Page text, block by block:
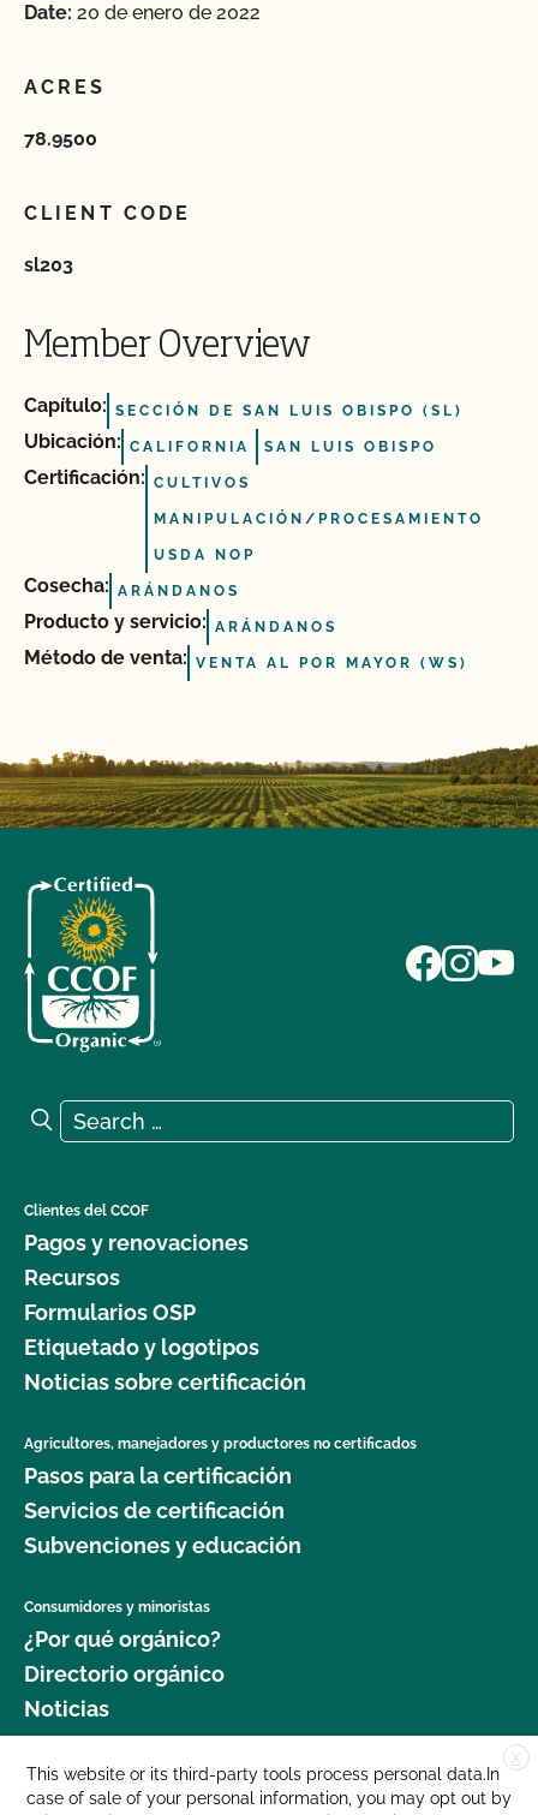
Date: 20 de enero de 2022
ACRES
78.9500
CLIENT CODE
sl203
Member Overview
Capítulo: SECCIÓN DE SAN LUIS OBISPO (SL)
Ubicación: CALIFORNIA SAN LUIS OBISPO
Certificación: CULTIVOS
MANIPULACIÓN/PROCESAMIENTO
USDA NOP
Cosecha: ARÁNDANOS
Producto y servicio: ARÁNDANOS
Método de venta: VENTA AL POR MAYOR (WS)
Search for:
Search
Clientes del CCOF
Pagos y renovaciones
Recursos
Formularios OSP
Etiquetado y logotipos
Noticias sobre certificación
Agricultores, manejadores y productores no certificados
Pasos para la certificación
Servicios de certificación
Subvenciones y educación
Consumidores y minoristas
¿Por qué orgánico?
Directorio orgánico
Noticias
Donar
Carreras profesionales
X
This website or its third-party tools process personal data.In
case of sale of your personal information, you may opt out by